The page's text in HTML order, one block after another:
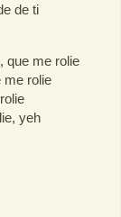
de ti
que me rolie
me rolie
yeh